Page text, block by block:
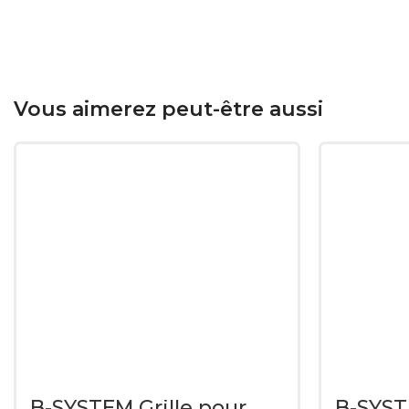
Vous aimerez peut-être aussi